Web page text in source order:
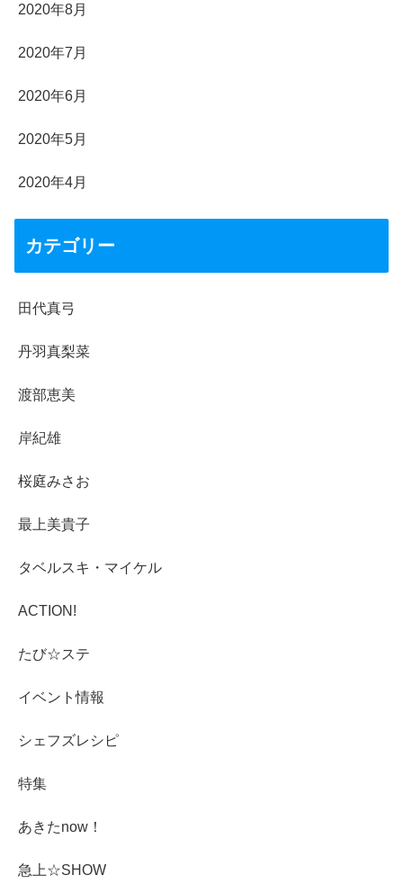
2020年8月
2020年7月
2020年6月
2020年5月
2020年4月
カテゴリー
田代真弓
丹羽真梨菜
渡部恵美
岸紀雄
桜庭みさお
最上美貴子
タベルスキ・マイケル
ACTION!
たび☆ステ
イベント情報
シェフズレシピ
特集
あきたnow！
急上☆SHOW